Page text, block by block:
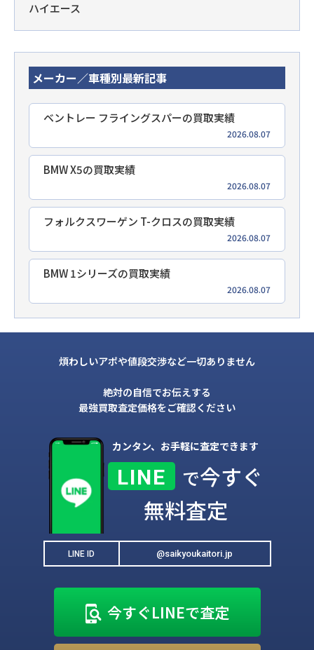
ハイエース
メーカー／車種別最新記事
ベントレー フライングスパーの買取実績
2026.08.07
BMW X5の買取実績
2026.08.07
フォルクスワーゲン T-クロスの買取実績
2026.08.07
BMW 1シリーズの買取実績
2026.08.07
煩わしいアポや値段交渉など一切ありません
絶対の自信でお伝えする
最強買取査定価格をご確認ください
カンタン、お手軽に査定できます
LINE で今すぐ
無料査定
LINE ID @saikyoukaitori.jp
今すぐLINEで査定